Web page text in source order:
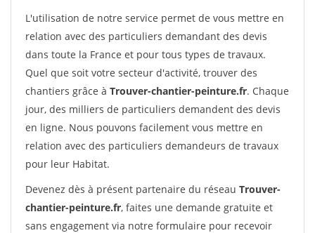
L'utilisation de notre service permet de vous mettre en
relation avec des particuliers demandant des devis
dans toute la France et pour tous types de travaux.
Quel que soit votre secteur d'activité, trouver des
chantiers grâce à Trouver-chantier-peinture.fr. Chaque
jour, des milliers de particuliers demandent des devis
en ligne. Nous pouvons facilement vous mettre en
relation avec des particuliers demandeurs de travaux
pour leur Habitat.
Devenez dès à présent partenaire du réseau Trouver-
chantier-peinture.fr, faites une demande gratuite et
sans engagement via notre formulaire pour recevoir